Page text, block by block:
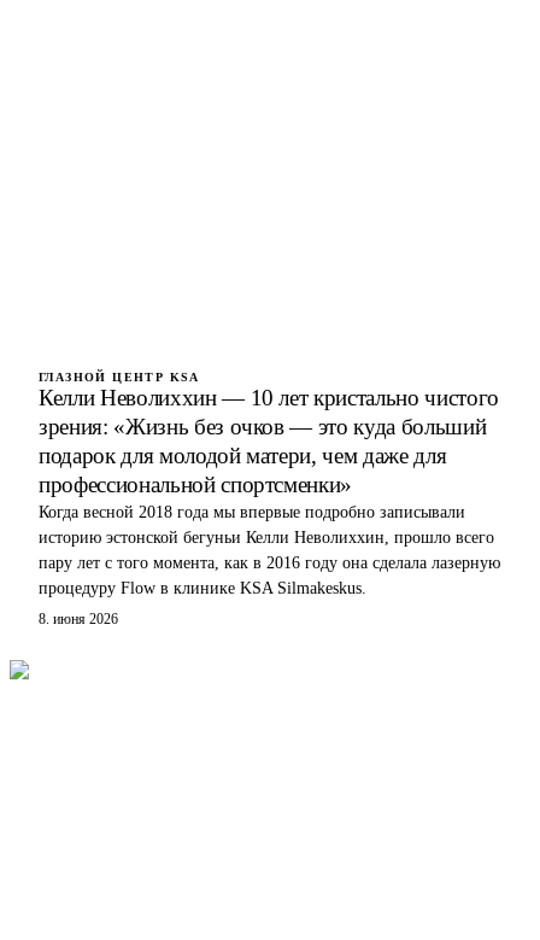
ГЛАЗНОЙ ЦЕНТР KSA
Келли Неволиххин — 10 лет кристально чистого
зрения: «Жизнь без очков — это куда больший
подарок для молодой матери, чем даже для
профессиональной спортсменки»
Когда весной 2018 года мы впервые подробно записывали
историю эстонской бегуньи Келли Неволиххин, прошло всего
пару лет с того момента, как в 2016 году она сделала лазерную
процедуру Flow в клинике KSA Silmakeskus.
8. июня 2026